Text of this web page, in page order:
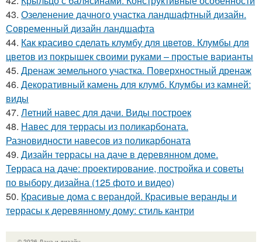
43. Озеленение дачного участка ландшафтный дизайн.
Современный дизайн ландшафта
44. Как красиво сделать клумбу для цветов. Клумбы для
цветов из покрышек своими руками – простые варианты
45. Дренаж земельного участка. Поверхностный дренаж
46. Декоративный камень для клумб. Клумбы из камней:
виды
47. Летний навес для дачи. Виды построек
48. Навес для террасы из поликарбоната.
Разновидности навесов из поликарбоната
49. Дизайн террасы на даче в деревянном доме.
Терраса на даче: проектирование, постройка и советы
по выбору дизайна (125 фото и видео)
50. Красивые дома с верандой. Красивые веранды и
террасы к деревянному дому: стиль кантри